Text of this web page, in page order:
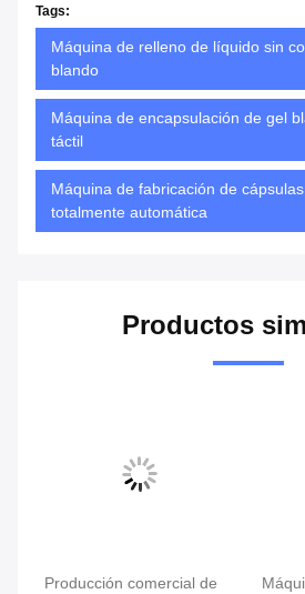
Tags:
Máquina de relleno de líquido sin
blando
Máquina de encapsulación de gel
táctil
Máquina de fabricación de
totalmente automática
Productos
Máquina de cápsulas de